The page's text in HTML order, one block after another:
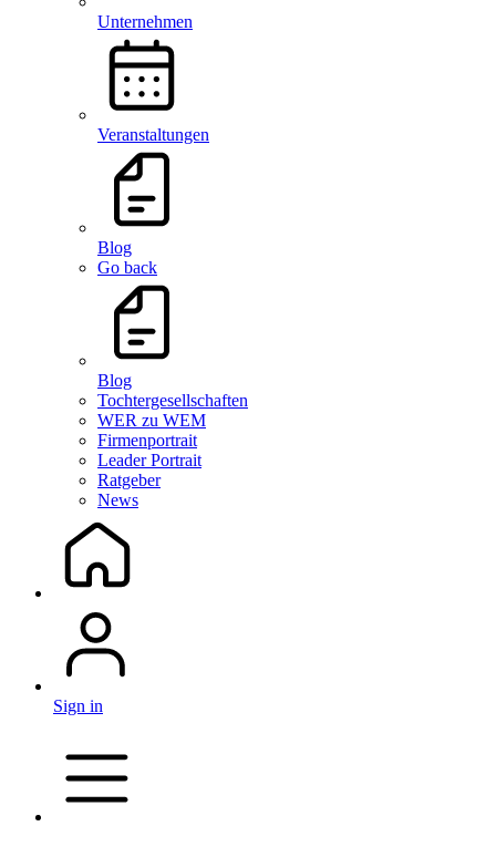
Unternehmen
Veranstaltungen
Blog
Go back
Blog
Tochtergesellschaften
WER zu WEM
Firmenportrait
Leader Portrait
Ratgeber
News
Sign in